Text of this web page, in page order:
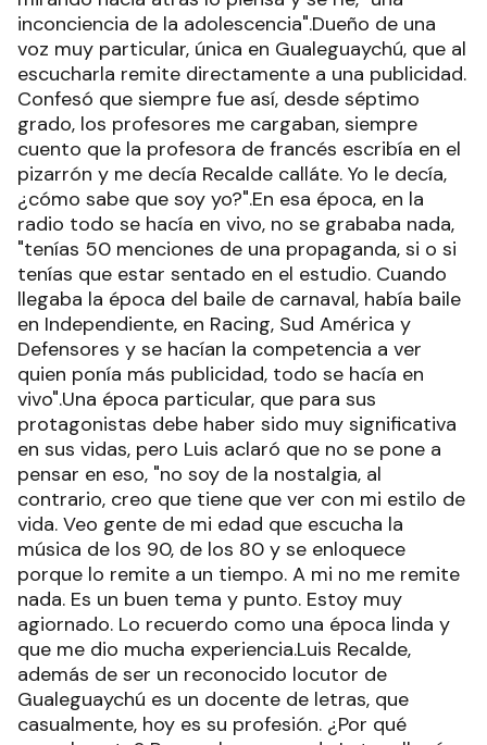
inconciencia de la adolescencia".Dueño de una
voz muy particular, única en Gualeguaychú, que al
escucharla remite directamente a una publicidad.
Confesó que siempre fue así, desde séptimo
grado, los profesores me cargaban, siempre
cuento que la profesora de francés escribía en el
pizarrón y me decía Recalde calláte. Yo le decía,
¿cómo sabe que soy yo?".En esa época, en la
radio todo se hacía en vivo, no se grababa nada,
"tenías 50 menciones de una propaganda, si o si
tenías que estar sentado en el estudio. Cuando
llegaba la época del baile de carnaval, había baile
en Independiente, en Racing, Sud América y
Defensores y se hacían la competencia a ver
quien ponía más publicidad, todo se hacía en
vivo".Una época particular, que para sus
protagonistas debe haber sido muy significativa
en sus vidas, pero Luis aclaró que no se pone a
pensar en eso, "no soy de la nostalgia, al
contrario, creo que tiene que ver con mi estilo de
vida. Veo gente de mi edad que escucha la
música de los 90, de los 80 y se enloquece
porque lo remite a un tiempo. A mi no me remite
nada. Es un buen tema y punto. Estoy muy
agiornado. Lo recuerdo como una época linda y
que me dio mucha experiencia.Luis Recalde,
además de ser un reconocido locutor de
Gualeguaychú es un docente de letras, que
casualmente, hoy es su profesión. ¿Por qué